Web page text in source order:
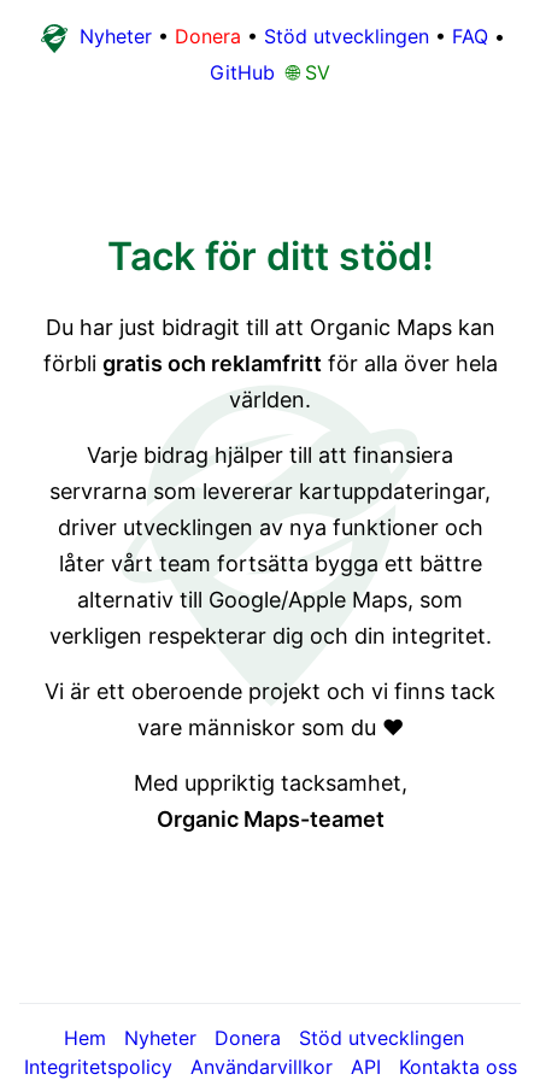
Nyheter • Donera • Stöd utvecklingen • FAQ •
GitHub 🌐 SV
Tack för ditt stöd!
Du har just bidragit till att Organic Maps kan
förbli gratis och reklamfritt för alla över hela
världen.
Varje bidrag hjälper till att finansiera
servrarna som levererar kartuppdateringar,
driver utvecklingen av nya funktioner och
låter vårt team fortsätta bygga ett bättre
alternativ till Google/Apple Maps, som
verkligen respekterar dig och din integritet.
Vi är ett oberoende projekt och vi finns tack
vare människor som du ❤️
Med uppriktig tacksamhet,
Organic Maps-teamet
Hem Nyheter Donera
Stöd utvecklingen
Integritetspolicy
Användarvillkor API Kontakta oss